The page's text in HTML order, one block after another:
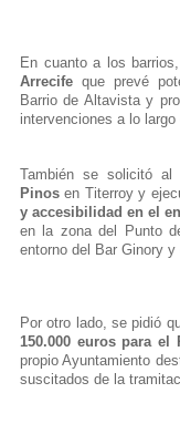
En cuanto a los
Arrecife que prevé
Barrio de Altavista y
intervenciones a lo
También se solicitó al
Pinos en Titerroy y
y accesibilidad en el
en la zona del Punto
entorno del Bar Ginory
Por otro lado, se pidió
150.000 euros para
propio Ayuntamiento
suscitados de la